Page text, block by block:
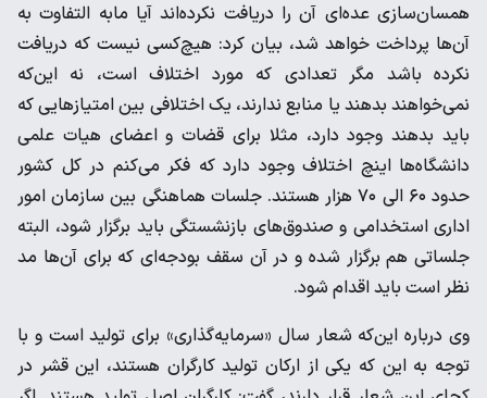
همسان‌سازی عده‌ای آن را دریافت نکرده‌اند آیا مابه التفاوت به
آن‌ها پرداخت خواهد شد، بیان کرد: هیچ‌کسی نیست که دریافت
نکرده‌ باشد مگر تعدادی که مورد اختلاف است، نه این‌که
نمی‌خواهند بدهند یا منابع ندارند، یک اختلافی بین امتیازهایی که
باید بدهند وجود دارد، مثلا برای قضات و اعضای هیات علمی
دانشگاه‌ها اینچ اختلاف وجود دارد که فکر می‌کنم در کل کشور
حدود ۶۰ الی ۷۰ هزار هستند. جلسات هماهنگی بین سازمان امور
اداری استخدامی و صندوق‌های بازنشستگی باید برگزار شود، البته
جلساتی هم برگزار شده و در آن سقف بودجه‌ای که برای آن‌ها مد
نظر است باید اقدام شود.
وی درباره این‌که شعار سال «سرمایه‌گذاری» برای تولید است و با
توجه به این که یکی از ارکان تولید کارگران هستند، این قشر در